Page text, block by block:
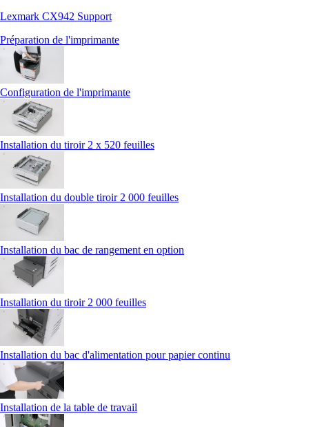
Lexmark CX942 Support
Préparation de l'imprimante
Configuration de l'imprimante
Installation du tiroir 2 x 520 feuilles
Installation du double tiroir 2 000 feuilles
Installation du bac de rangement en option
Installation du tiroir 2 000 feuilles
Installation du bac d'alimentation pour papier continu
Installation de la table de travail